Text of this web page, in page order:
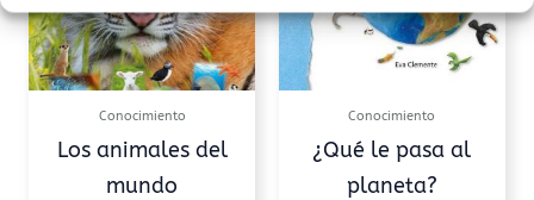
Conocimiento
Los animales del
mundo
Conocimiento
¿Qué le pasa al
planeta?